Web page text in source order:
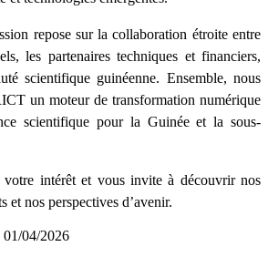
repose sur la collaboration étroite entre
les partenaires techniques et financiers,
scientifique guinéenne. Ensemble, nous
un moteur de transformation numérique
scientifique pour la Guinée et la sous-
votre intérêt et vous invite à découvrir nos
et nos perspectives d’avenir.
04/2026